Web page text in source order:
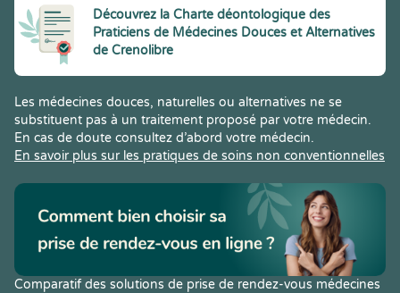
Découvrez la Charte déontologique des
Praticiens de Médecines Douces et Alternatives
de Crenolibre
Les médecines douces, naturelles ou alternatives ne se
substituent pas à un traitement proposé par votre médecin.
En cas de doute consultez d’abord votre médecin.
En savoir plus sur les pratiques de soins non conventionnelles
Comparatif des solutions de prise de rendez-vous médecines